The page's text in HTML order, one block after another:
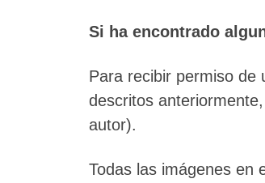
Si ha encontrado
Para recibir permiso de
descritos
autor).
Todas las imágenes en